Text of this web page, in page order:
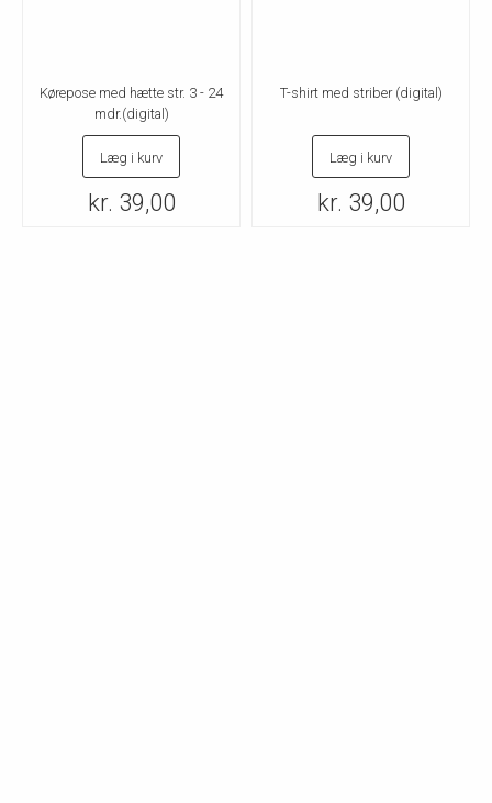
Kørepose med hætte str. 3 - 24
mdr.(digital)
Læg i kurv
kr. 39,00
T-shirt med striber (digital)
Læg i kurv
kr. 39,00